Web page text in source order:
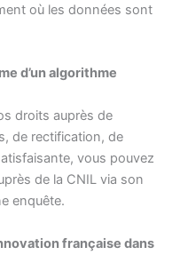
où les données sont
d’un algorithme
droits auprès de
de rectification, de
vous pouvez
de la CNIL via son
enquête.
française dans